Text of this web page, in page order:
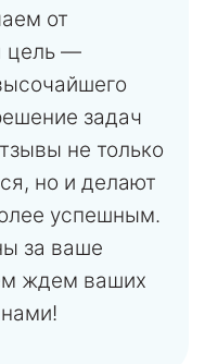
от
цель —
задач
не только
но и делают
успешным.
за ваше
ждем ваших